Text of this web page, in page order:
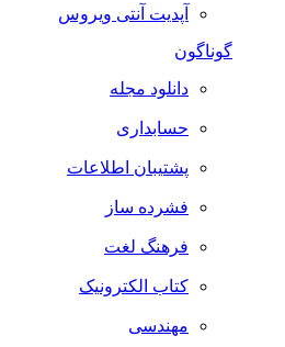
آپدیت آنتی ویروس
گوناگون
دانلود مجله
حسابداری
پشتیبان اطلاعات
فشرده ساز
فرهنگ لغت
کتاب الکترونیک
مهندسی